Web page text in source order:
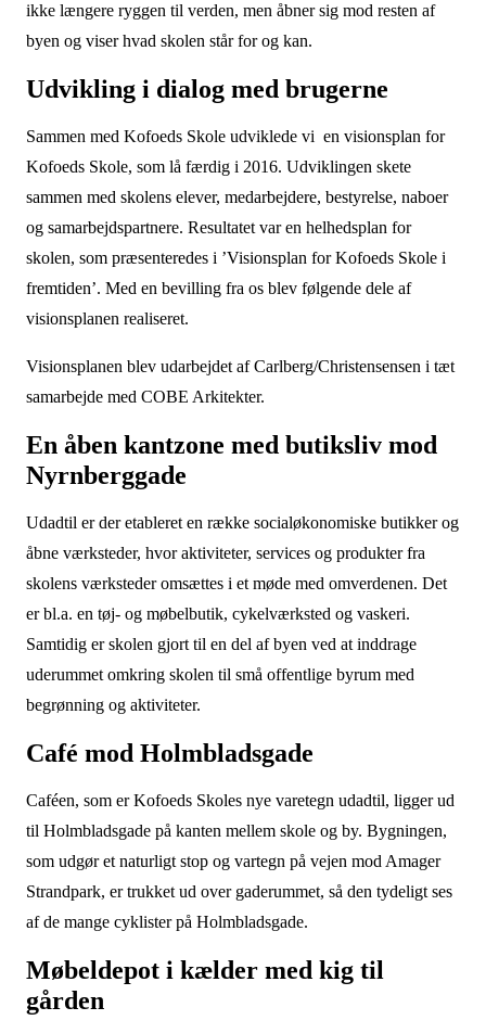
ikke længere ryggen til verden, men åbner sig mod resten af
byen og viser hvad skolen står for og kan.
Udvikling i dialog med brugerne
Sammen med Kofoeds Skole udviklede vi en visionsplan for
Kofoeds Skole, som lå færdig i 2016. Udviklingen skete
sammen med skolens elever, medarbejdere, bestyrelse, naboer
og samarbejdspartnere. Resultatet var en helhedsplan for
skolen, som præsenteredes i ’Visionsplan for Kofoeds Skole i
fremtiden’. Med en bevilling fra os blev følgende dele af
visionsplanen realiseret.
Visionsplanen blev udarbejdet af Carlberg/Christensensen i tæt
samarbejde med COBE Arkitekter.
En åben kantzone med butiksliv mod
Nyrnberggade
Udadtil er der etableret en række socialøkonomiske butikker og
åbne værksteder, hvor aktiviteter, services og produkter fra
skolens værksteder omsættes i et møde med omverdenen. Det
er bl.a. en tøj- og møbelbutik, cykelværksted og vaskeri.
Samtidig er skolen gjort til en del af byen ved at inddrage
uderummet omkring skolen til små offentlige byrum med
begrønning og aktiviteter.
Café mod Holmbladsgade
Caféen, som er Kofoeds Skoles nye varetegn udadtil, ligger ud
til Holmbladsgade på kanten mellem skole og by. Bygningen,
som udgør et naturligt stop og vartegn på vejen mod Amager
Strandpark, er trukket ud over gaderummet, så den tydeligt ses
af de mange cyklister på Holmbladsgade.
Møbeldepot i kælder med kig til
gården